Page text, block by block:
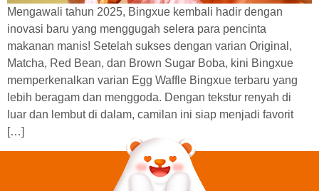
Mengawali tahun 2025, Bingxue kembali hadir dengan
inovasi baru yang menggugah selera para pencinta
makanan manis! Setelah sukses dengan varian Original,
Matcha, Red Bean, dan Brown Sugar Boba, kini Bingxue
memperkenalkan varian Egg Waffle Bingxue terbaru yang
lebih beragam dan menggoda. Dengan tekstur renyah di
luar dan lembut di dalam, camilan ini siap menjadi favorit
[…]